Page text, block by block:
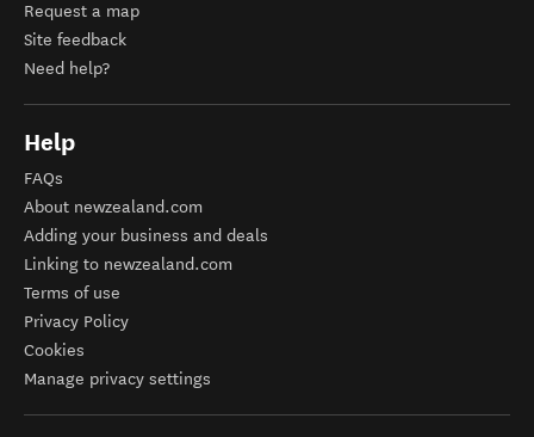
Request a map
Site feedback
Need help?
Help
FAQs
About newzealand.com
Adding your business and deals
Linking to newzealand.com
Terms of use
Privacy Policy
Cookies
Manage privacy settings